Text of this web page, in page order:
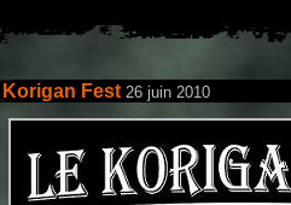
Korigan Fest 26 juin 2010